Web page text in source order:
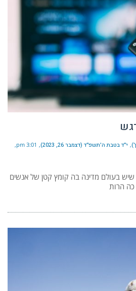
י״ד בטבת ה׳תשפ״ד (דצמבר 26, 2023) 3:01 pm
בעולם מדינה בה קומץ קטן של אנשים
הרות